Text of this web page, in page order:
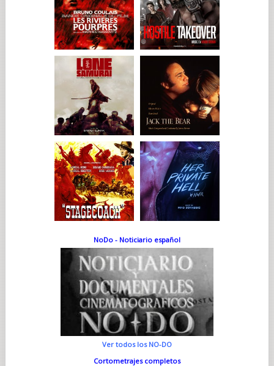
NoDo - Noticiario español
Ver todos los NO-DO
Cortometrajes completos